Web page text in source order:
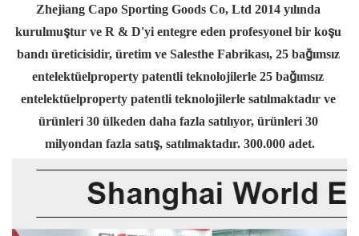
Zhejiang Capo Sporting Goods Co, Ltd 2014 yılında
kurulmuştur ve R & D'yi entegre eden profesyonel bir koşu
bandı üreticisidir, üretim ve Salesthe Fabrikası, 25 bağımsız
entelektüelproperty patentli teknolojilerle 25 bağımsız
entelektüelproperty patentli teknolojilerle satılmaktadır ve
ürünleri 30 ülkeden daha fazla satılıyor, ürünleri 30
milyondan fazla satış, satılmaktadır. 300.000 adet.